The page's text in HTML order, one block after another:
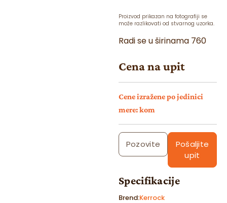
Proizvod prikazan na fotografiji se
može razlikovati od stvarnog uzorka.
Radi se u širinama 760
Cena na upit
Cene izražene po jedinici
mere: kom
Pozovite
Pošaljite
upit
Specifikacije
Brend:Kerrock